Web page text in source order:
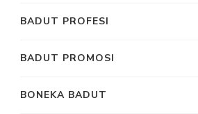
BADUT PROFESI
BADUT PROMOSI
BONEKA BADUT